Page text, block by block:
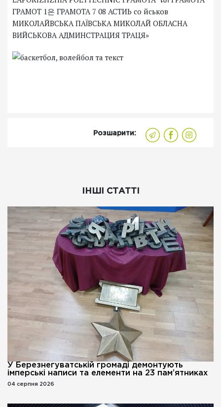
Розшарити:
ІНШІ СТАТТІ
У Березнегуватській громаді демонтують
імперські написи та елементи на 23 пам’ятниках
04 серпня 2026